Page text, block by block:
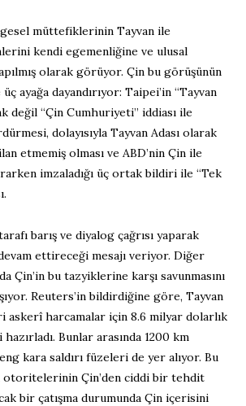
müttefiklerinin Tayvan ile
kendi egemenliğine ve ulusal
olarak görüyor. Çin bu görüşünün
ayağa dayandırıyor: Taipei’in “Tayvan
değil “Çin Cumhuriyeti” iddiası ile
dolayısıyla Tayvan Adası olarak
etmemiş olması ve ABD’nin Çin ile
imzaladığı üç ortak bildiri ile “Tek
barış ve diyalog çağrısı yaparak
ettireceği mesajı veriyor. Diğer
Çin’in bu tazyiklerine karşı savunmasını
Reuters’in bildirdiğine göre, Tayvan
askerî harcamalar için 8.6 milyar dolarlık
Bunlar arasında 1200 km
kara saldırı füzeleri de yer alıyor. Bu
otoritelerinin Çin’den ciddi bir tehdit
bir çatışma durumunda Çin içerisini